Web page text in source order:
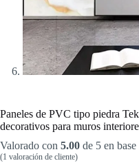
Paneles de PVC tipo piedra
decorativos para muros
Valorado con 5.00 de 5 en base
(1 valoración de cliente)